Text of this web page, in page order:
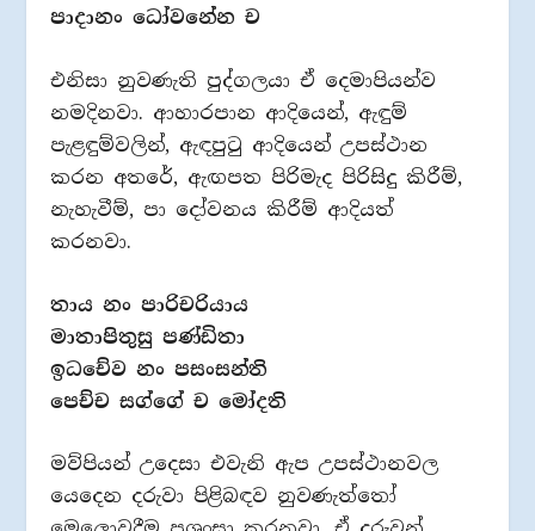
පාදානං ධෝවනේන ච
එනිසා නුවණැති පුද්ගලයා ඒ දෙමාපියන්ව
නමදිනවා. ආහාරපාන ආදියෙන්, ඇඳුම්
පැළඳුම්වලින්, ඇඳ‍පුටු ආදියෙන් උපස්ථාන
කරන අතරේ, ඇඟපත පිරිමැද පිරිසිදු කිරීම්,
නැහැවීම්, පා දෝවනය කිරීම් ආදියත්
කරනවා.
තාය නං පාරිචරියාය
මාතාපිතුසු පණ්ඩිතා
ඉධචේව නං පසංසන්ති
පෙච්ච සග්ගේ ච මෝදති
මව්පියන් උදෙසා එවැනි ඇප උපස්ථානවල
යෙදෙන දරුවා පිළිබඳව නුවණැත්තෝ